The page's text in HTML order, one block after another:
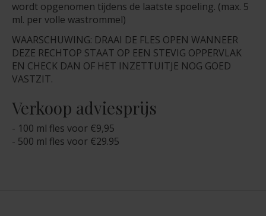
wordt opgenomen tijdens de laatste spoeling. (max. 5
ml. per volle wastrommel)
WAARSCHUWING: DRAAI DE FLES OPEN WANNEER
DEZE RECHTOP STAAT OP EEN STEVIG OPPERVLAK
EN CHECK DAN OF HET INZETTUITJE NOG GOED
VASTZIT.
Verkoop adviesprijs
- 100 ml fles voor €9,95
- 500 ml fles voor €29.95